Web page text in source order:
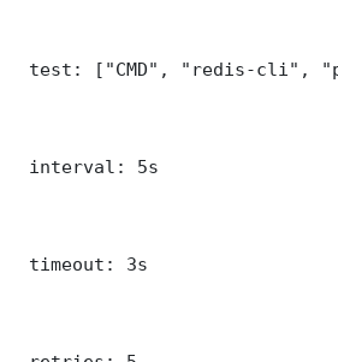
test: ["CMD", "redis-cli",
interval: 5s
timeout: 3s